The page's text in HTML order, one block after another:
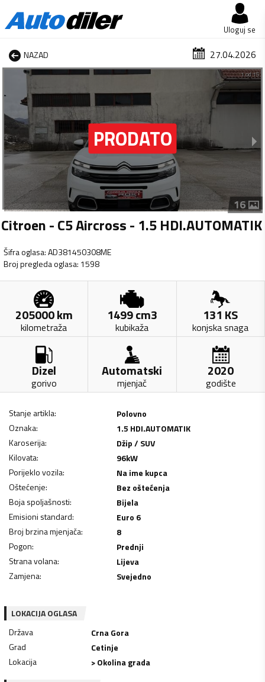
Uloguj se
NAZAD 27.04.2026
1 od 15
16
Citroen - C5 Aircross - 1.5 HDI.AUTOMATIK
Šifra oglasa:AD381450308ME
Broj pregleda oglasa: 1598
205000km
kilometraža
1499cm3
kubikaža
131 KS
konjska snaga
Dizel
gorivo
Automatski
mjenjač
2020
godište
Stanje artikla:
Polovno
Oznaka:
1.5 HDI.AUTOMATIK
Karoserija:
Džip / SUV
Kilovata: 96kW
Porijeklo vozila:
Na ime kupca
Oštećenje:
Bez oštećenja
Boja spoljašnosti:
Bijela
Emisioni standard:
Euro 6
Broj brzina mjenjača:
8
Pogon:
Prednji
Strana volana:
Lijeva
Zamjena: Svejedno
LOKACIJA OGLASA
Država
Crna Gora
Grad
Cetinje
Lokacija
> Okolina grada